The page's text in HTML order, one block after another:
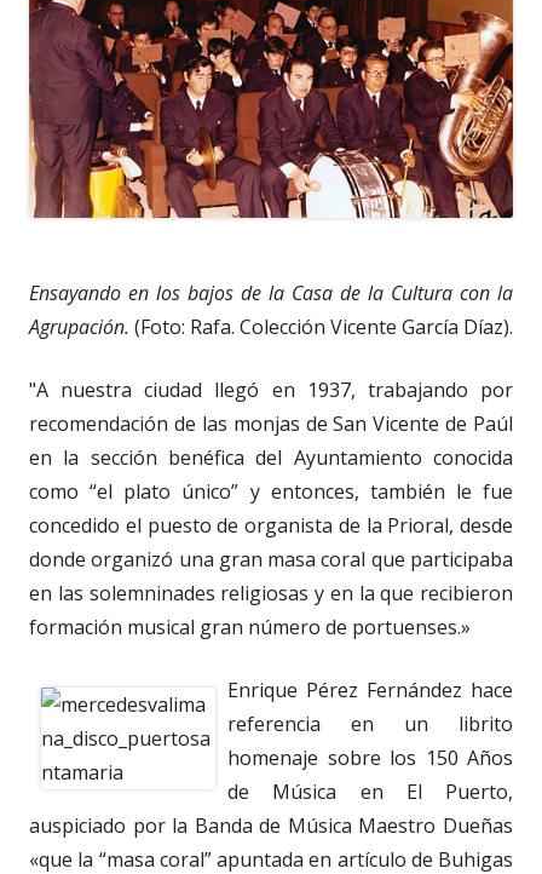
Ensayando en los bajos de la Casa de la Cultura con la
Agrupación. (Foto: Rafa. Colección Vicente García Díaz).
"A nuestra ciudad llegó en 1937, trabajando por
recomendación de las monjas de San Vicente de Paúl
en la sección benéfica del Ayuntamiento conocida
como “el plato único” y entonces, también le fue
concedido el puesto de organista de la Prioral, desde
donde organizó una gran masa coral que participaba
en las solemninades religiosas y en la que recibieron
formación musical gran número de portuenses.»
Enrique Pérez Fernández hace
referencia en un librito
homenaje sobre los 150 Años
de Música en El Puerto,
auspiciado por la Banda de Música Maestro Dueñas
«que la “masa coral” apuntada en artículo de Buhigas